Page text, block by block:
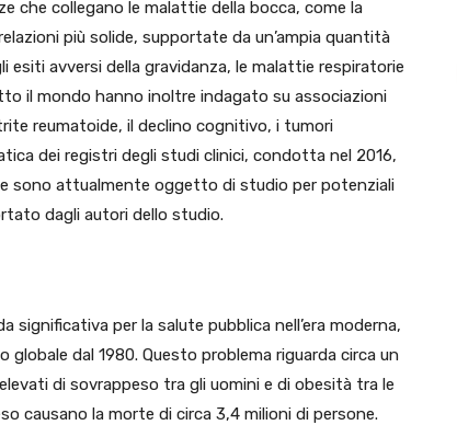
che collegano le malattie della bocca, come la
più solide, supportate da un’ampia quantità
esiti avversi della gravidanza, le malattie respiratorie
il mondo hanno inoltre indagato su associazioni
reumatoide, il declino cognitivo, i tumori
dei registri degli studi clinici, condotta nel 2016,
sono attualmente oggetto di studio per potenziali
dagli autori dello studio.
significativa per la salute pubblica nell’era moderna,
dal 1980. Questo problema riguarda circa un
di sovrappeso tra gli uomini e di obesità tra le
causano la morte di circa 3,4 milioni di persone.